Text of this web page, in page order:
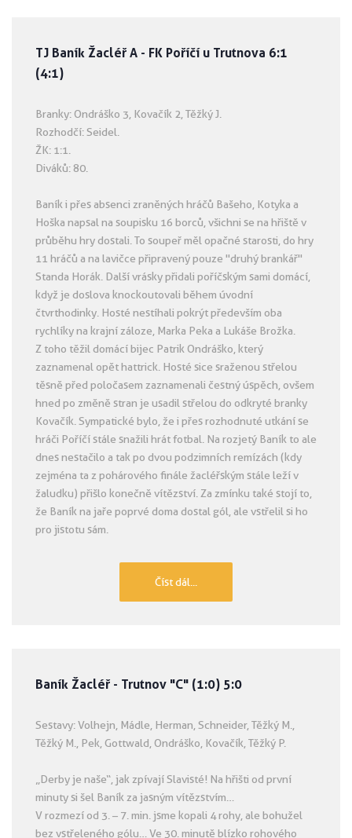
TJ Baník Žacléř A - FK Poříčí u Trutnova 6:1
(4:1)
Branky: Ondráško 3, Kovačík 2, Těžký J.
Rozhodčí: Seidel.
ŽK: 1:1.
Diváků: 80.
Baník i přes absenci zraněných hráčů Bašeho, Kotyka a
Hoška napsal na soupisku 16 borců, všichni se na hřiště v
průběhu hry dostali. To soupeř měl opačné starosti, do hry
11 hráčů a na lavičce připravený pouze "druhý brankář"
Standa Horák. Další vrásky přidali poříčským sami domácí,
když je doslova knockoutovali během úvodní
čtvrthodinky. Hosté nestíhali pokrýt především oba
rychlíky na krajní záloze, Marka Peka a Lukáše Brožka.
Z toho těžil domácí bijec Patrik Ondráško, který
zaznamenal opět hattrick. Hosté sice sraženou střelou
těsně před poločasem zaznamenali čestný úspěch, ovšem
hned po změně stran je usadil střelou do odkryté branky
Kovačík. Sympatické bylo, že i přes rozhodnuté utkání se
hráči Poříčí stále snažili hrát fotbal. Na rozjetý Baník to ale
dnes nestačilo a tak po dvou podzimních remízách (kdy
zejména ta z pohárového finále žacléřským stále leží v
žaludku) přišlo konečně vítězství. Za zmínku také stojí to,
že Baník na jaře poprvé doma dostal gól, ale vstřelil si ho
pro jistotu sám.
Číst dál...
Baník Žacléř - Trutnov "C" (1:0) 5:0
Sestavy: Volhejn, Mádle, Herman, Schneider, Těžký M.,
Těžký M., Pek, Gottwald, Ondráško, Kovačík, Těžký P.
„Derby je naše“, jak zpívají Slavisté! Na hřišti od první
minuty si šel Baník za jasným vítězstvím…
V rozmezí od 3. – 7. min. jsme kopali 4 rohy, ale bohužel
bez vstřeleného gólu… Ve 30. minutě blízko rohového